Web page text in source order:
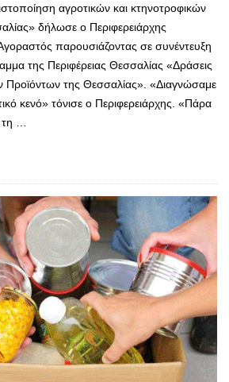
αγροτικών και κτηνοτροφικών
δήλωσε ο Περιφερειάρχης
παρουσιάζοντας σε συνέντευξη
της Περιφέρειας Θεσσαλίας «Δράσεις
της Θεσσαλίας». «Διαγνώσαμε
κενό» τόνισε ο Περιφερειάρχης. «Πάρα
…